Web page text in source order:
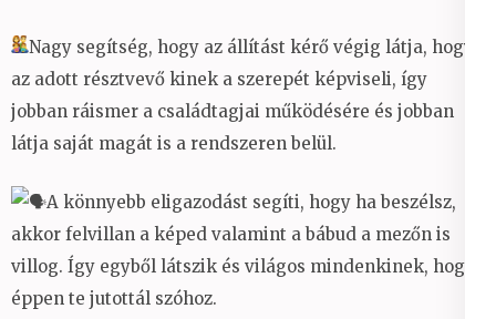
Nagy segítség, hogy az állítást kérő végig látja, hogy
az adott résztvevő kinek a szerepét képviseli, így
jobban ráismer a családtagjai működésére és jobban
látja saját magát is a rendszeren belül.
A könnyebb eligazodást segíti, hogy ha beszélsz,
akkor felvillan a képed valamint a bábud a mezőn is
villog. Így egyből látszik és világos mindenkinek, hogy
éppen te jutottál szóhoz.